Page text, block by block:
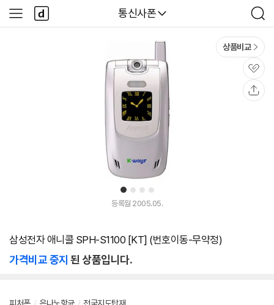
다나와
통신사폰
검
색
사
이
다
나
와
1 2 3 4
상품비교
관
심
등록월 2005.05.
삼성전자 애니콜 SPH-S1100 [KT] (번호이동-무약정)
가격비교 중지 된 상품입니다.